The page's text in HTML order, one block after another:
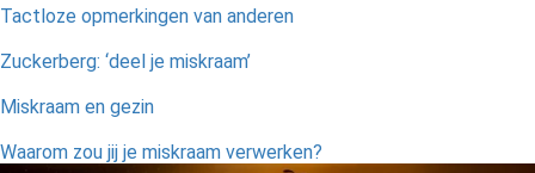
Tactloze opmerkingen van anderen
Zuckerberg: ‘deel je miskraam’
Miskraam en gezin
Waarom zou jij je miskraam verwerken?